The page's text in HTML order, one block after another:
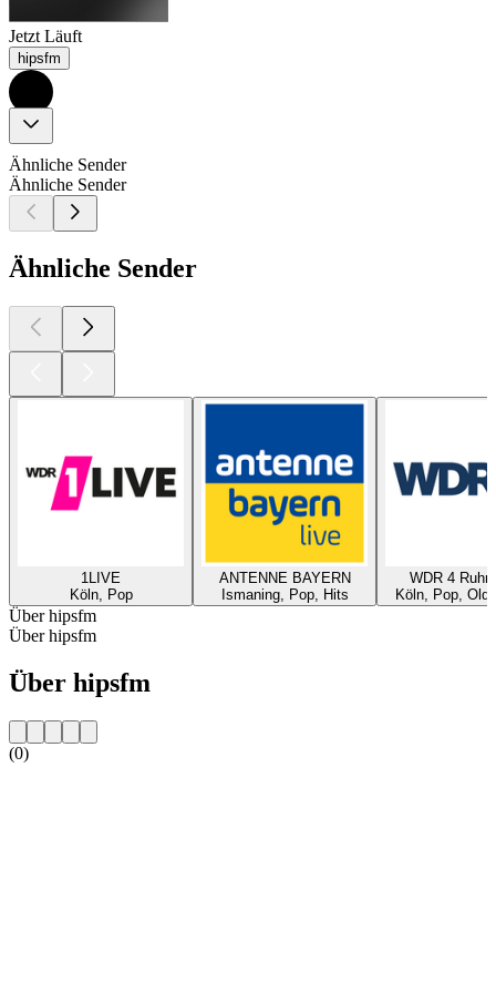
Jetzt Läuft
hipsfm
Ähnliche Sender
Ähnliche Sender
Ähnliche Sender
1LIVE
Köln, Pop
ANTENNE BAYERN
Ismaning, Pop, Hits
WDR 4
Köln, Pop,
Über hipsfm
Über hipsfm
Über hipsfm
(0)